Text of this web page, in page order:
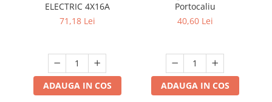
Scule / utile / sonerii/ rulete
Chei , clesti , patenti
Cose / Coliere plastic
Pistoale de lipit si accesorii
ELECTRIC 4X16A
71,18 Lei
ADAUGA IN COS
Portocaliu
40,60 Lei
ADAUGA IN COS